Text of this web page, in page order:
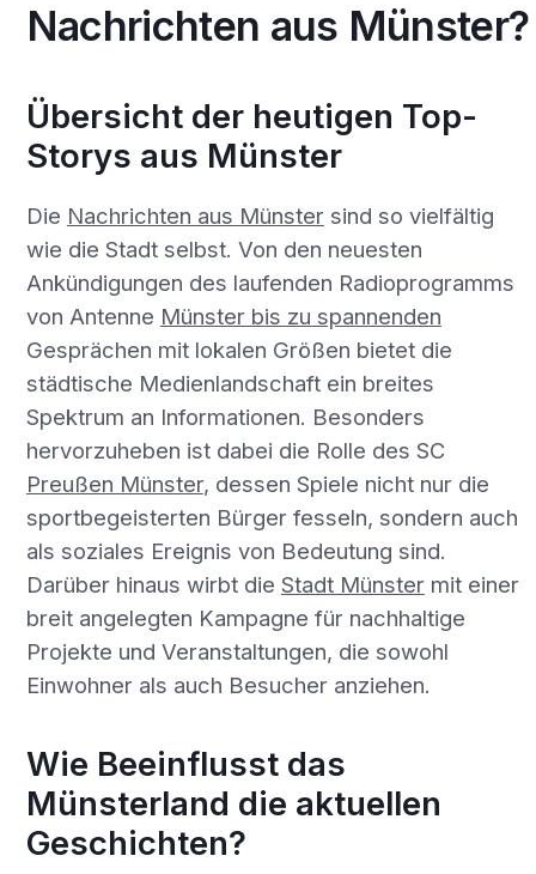
Nachrichten aus Münster?
Übersicht der heutigen Top-
Storys aus Münster
Die Nachrichten aus Münstersind so vielfältig
wie die Stadt selbst. Von den neuesten
Ankündigungen des laufenden Radioprogramms
von Antenne Münster bis zu spannenden
Gesprächen mit lokalen Größen bietet die
städtische Medienlandschaft ein breites
Spektrum an Informationen. Besonders
hervorzuheben ist dabei die Rolle des SC
Preußen Münster, dessen Spiele nicht nur die
sportbegeisterten Bürger fesseln, sondern auch
als soziales Ereignis von Bedeutung sind.
Darüber hinaus wirbt die Stadt Münstermit einer
breit angelegten Kampagne für nachhaltige
Projekte und Veranstaltungen, die sowohl
Einwohner als auch Besucher anziehen.
Wie Beeinflusst das
Münsterland die aktuellen
Geschichten?